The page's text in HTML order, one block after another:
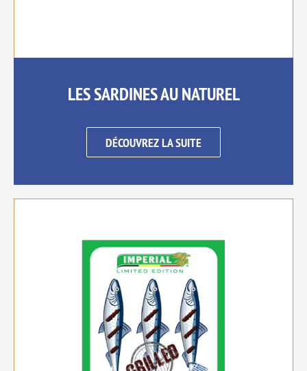
LES SARDINES AU NATUREL
DÉCOUVREZ LA SUITE